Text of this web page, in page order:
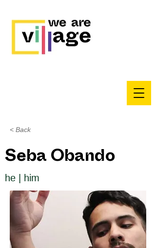
< Back
Seba Obando
he | him